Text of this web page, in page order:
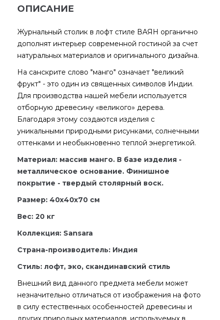
ОПИСАНИЕ
Журнальный столик в лофт стиле ВАЯН органично
дополнят интерьер современной гостиной за счет
натуральных материалов и оригинального дизайна.
На санскрите слово "манго" означает "великий
фрукт" - это один из священных символов Индии.
Для производства нашей мебели используется
отборную древесину «великого» дерева.
Благодаря этому создаются изделия с
уникальными природными рисунками, солнечными
оттенками и необыкновенно теплой энергетикой.
Материал: массив манго. В базе изделия -
металлическое основание. Финишное
покрытие - твердый столярный воск.
Размер: 40х40х70 см
Вес: 20 кг
Коллекция: Sansara
Страна-производитель: Индия
Стиль: лофт, эко, скандинавский стиль
Внешний вид данного предмета мебели может
незначительно отличаться от изображения на фото
в силу естественных особенностей древесины и